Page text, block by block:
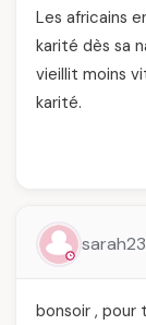
Les africains
karité dès sa
vieillit moins
karité.
bonsoir ,